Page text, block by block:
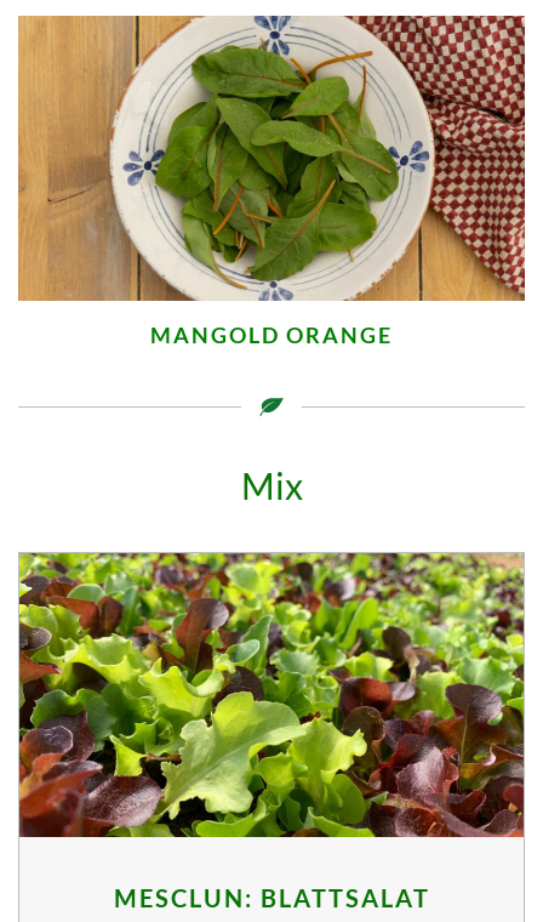
MANGOLD ORANGE
Mix
MESCLUN: BLATTSALAT